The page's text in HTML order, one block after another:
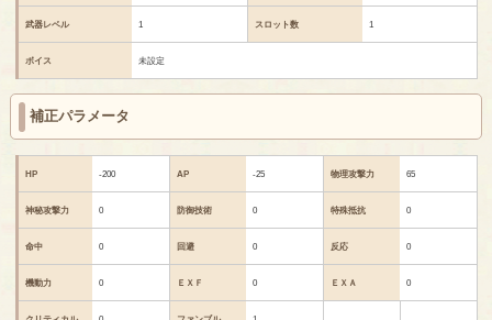
武器レベル 1 スロット数 1
ボイス 未設定
補正パラメータ
HP -200 AP -25 物理攻撃力 65
神秘攻撃力 0 防御技術 0 特殊抵抗 0
命中 0 回避 0 反応 0
機動力 0 ＥＸＦ 0 ＥＸＡ 0